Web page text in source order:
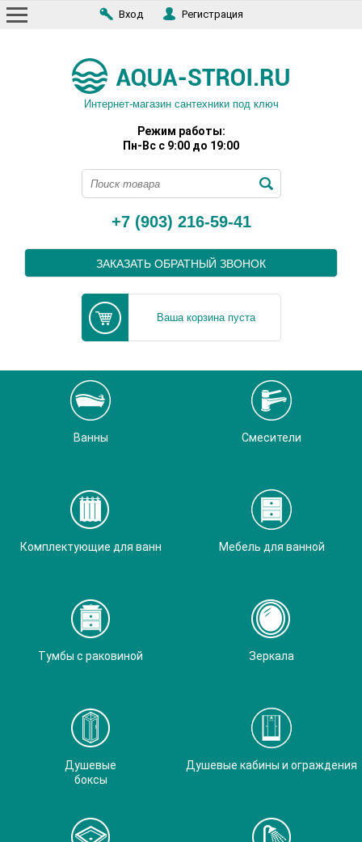
Вход Регистрация
Интернет-магазин сантехники под ключ
Режим работы:
Пн-Вс с 9:00 до 19:00
+7 (903) 216-59-41
ЗАКАЗАТЬ ОБРАТНЫЙ ЗВОНОК
Ваша корзина пуста
Ванны Смесители
Комплектующие для ванн Мебель для ванной
Тумбы с раковиной Зеркала
Душевые
боксы
Душевые кабины и ограждения